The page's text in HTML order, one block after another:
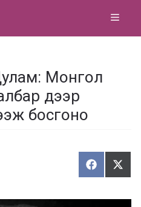
Монгол
дээр
босгоно
Х
у
а
Т
ү
э